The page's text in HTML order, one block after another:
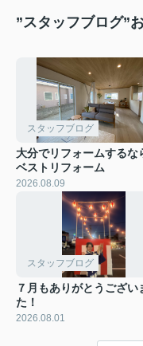
”スタッフブログ”
スタッフブログ
大分でリフォームするな
ベストリフォーム
2026.08.09
スタッフブログ
７月もありがとうござい
た！
2026.08.01